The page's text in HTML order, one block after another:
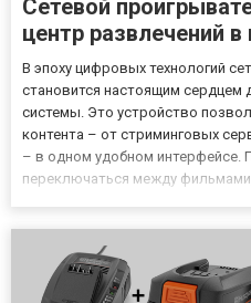
Сетевой
центр развлечений
В эпоху цифровых технологий
становится настоящим
системы. Это устройство
контента – от стриминговых
– в одном удобном интерфейсе.
переключаться между
высококачественное аудио и в...